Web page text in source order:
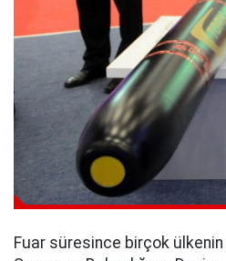
Fuar süresince birçok ülkenin